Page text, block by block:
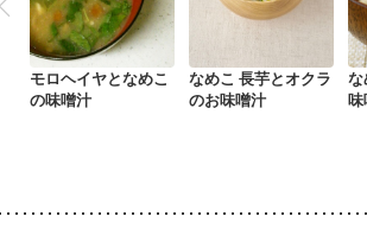
モロヘイヤとなめこ
の味噌汁
なめこ 長芋とオクラ
のお味噌汁
な
味